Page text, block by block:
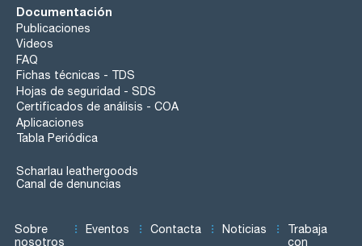
Documentación
Publicaciones
Videos
FAQ
Fichas técnicas - TDS
Hojas de seguridad - SDS
Certificados de análisis - COA
Aplicaciones
Tabla Periódica
Scharlau leathergoods
Canal de denuncias
Sobre
nosotros
Eventos Contacta Noticias
Trabaja
con